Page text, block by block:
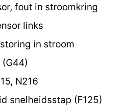
fout in stroomkring
links
in stroom
N216
snelheidsstap (F125)